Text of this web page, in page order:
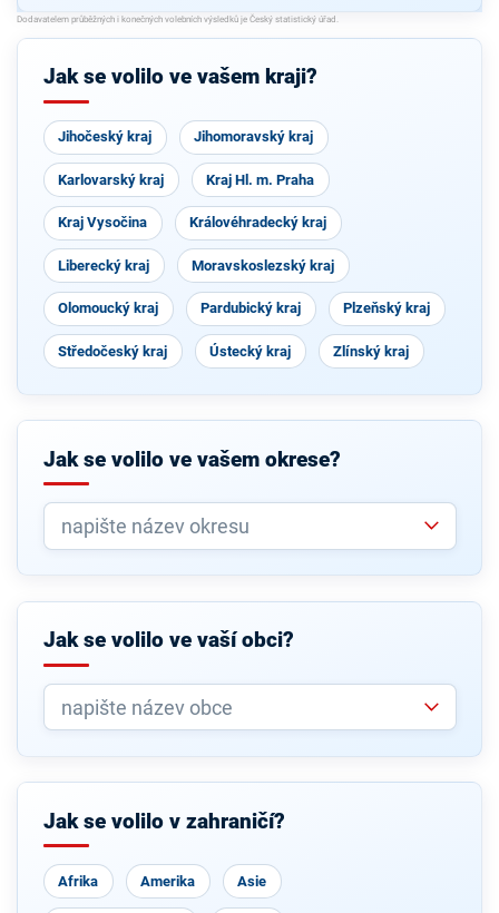
Jak se volilo ve vašem kraji?
Jihočeský kraj Jihomoravský kraj
Karlovarský kraj Kraj Hl. m. Praha
Kraj Vysočina Královéhradecký kraj
Liberecký kraj Moravskoslezský kraj
Olomoucký kraj Pardubický kraj Plzeňský kraj
Středočeský kraj Ústecký kraj Zlínský kraj
Jak se volilo ve vašem okrese?
Jak se volilo ve vaší obci?
Jak se volilo v zahraničí?
Afrika Amerika Asie